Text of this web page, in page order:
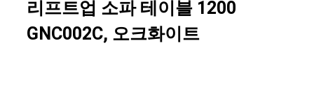
리프트업 소파 테이블 1200
GNC002C, 오크화이트